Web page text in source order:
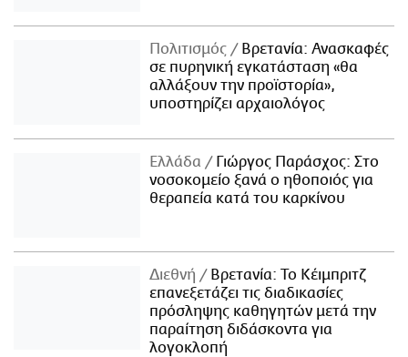
Πολιτισμός
Βρετανία: Ανασκαφές
σε πυρηνική εγκατάσταση «θα
αλλάξουν την προϊστορία»,
υποστηρίζει αρχαιολόγος
Ελλάδα
Γιώργος Παράσχος: Στο
νοσοκομείο ξανά ο ηθοποιός για
θεραπεία κατά του καρκίνου
Διεθνή
Βρετανία: Το Κέιμπριτζ
επανεξετάζει τις διαδικασίες
πρόσληψης καθηγητών μετά την
παραίτηση διδάσκοντα για
λογοκλοπή